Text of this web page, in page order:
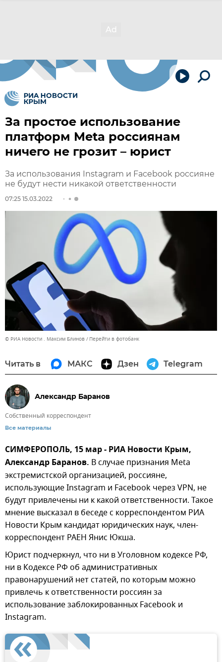
За простое использование
платформ Meta россиянам
ничего не грозит – юрист
За использования Instagram и Facebook россияне
не будут нести никакой ответственности
07:25 15.03.2022
© РИА Новости . Максим Блинов Перейти в фотобанк
Читать в МАКС Дзен Telegram
Александр Баранов
Собственный корреспондент
Все материалы
СИМФЕРОПОЛЬ, 15 мар - РИА Новости Крым,
Александр Баранов. В случае признания Meta
экстремистской организацией, россияне,
использующие Instagram и Facebook через VPN, не
будут привлечены ни к какой ответственности. Такое
мнение высказал в беседе с корреспондентом РИА
Новости Крым кандидат юридических наук, член-
корреспондент РАЕН Янис Юкша.
Юрист подчеркнул, что ни в Уголовном кодексе РФ,
ни в Кодексе РФ об административных
правонарушений нет статей, по которым можно
привлечь к ответственности россиян за
использование заблокированных Facebook и
Instagram.